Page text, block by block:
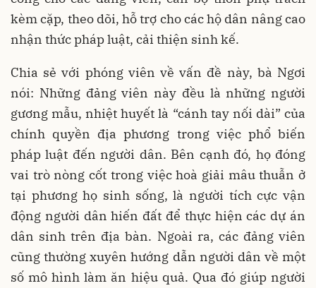
kèm cặp, theo dõi, hỗ trợ cho các hộ dân nâng cao
nhận thức pháp luật, cải thiện sinh kế.
Chia sẻ với phóng viên về vấn đề này, bà Ngơi
nói: Những đảng viên này đều là những người
gương mẫu, nhiệt huyết là “cánh tay nối dài” của
chính quyền địa phương trong việc phổ biến
pháp luật đến người dân. Bên cạnh đó, họ đóng
vai trò nòng cốt trong việc hoà giải mâu thuẫn ở
tại phương họ sinh sống, là người tích cực vận
động người dân hiến đất để thực hiện các dự án
dân sinh trên địa bàn. Ngoài ra, các đảng viên
cũng thường xuyên hướng dẫn người dân về một
số mô hình làm ăn hiệu quả. Qua đó giúp người